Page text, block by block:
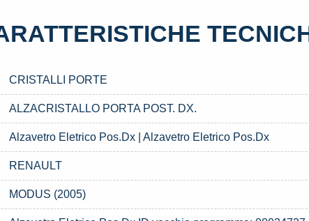
CRISTALLI PORTE
ALZACRISTALLO PORTA POST. DX.
Alzavetro Eletrico Pos.Dx | Alzavetro Eletrico Pos.Dx
RENAULT
MODUS (2005)